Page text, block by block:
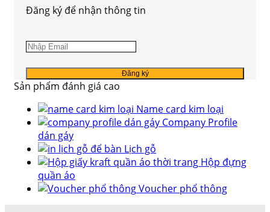
Đăng ký để nhận thông tin
Sản phẩm đánh giá cao
Name card kim loại
Company Profile
dán gáy
Lịch gỗ
Hộp đựng
quần áo
Voucher phổ thông